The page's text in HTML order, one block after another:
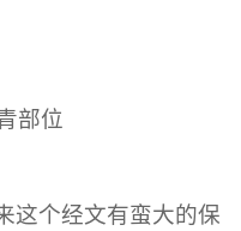
部位
这个经文有蛮大的保